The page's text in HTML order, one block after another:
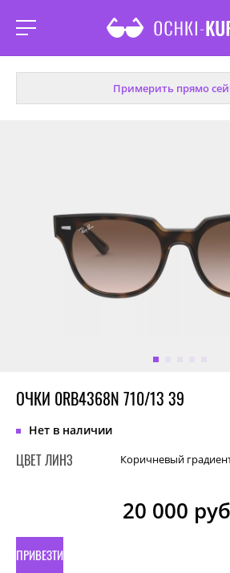
Примерить прямо
ОЧКИ 0RB4368N 710/13 39
Нет в наличии
ЦВЕТ ЛИНЗ Коричневый
20 000
ПРИВЕЗТИ